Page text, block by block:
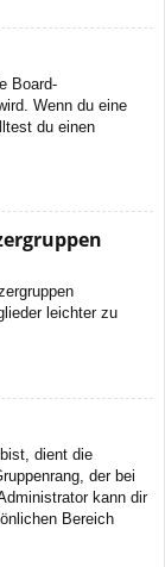
Board-
Wenn du eine
du einen
leichter zu
dient die
der bei
kann dir
Bereich